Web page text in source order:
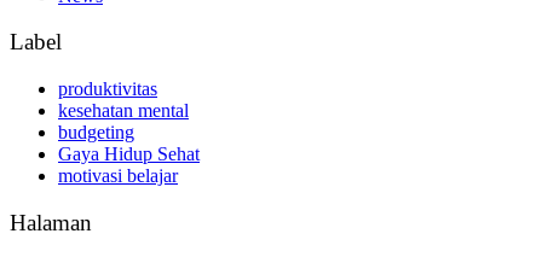
Label
produktivitas
kesehatan mental
budgeting
Gaya Hidup Sehat
motivasi belajar
Halaman